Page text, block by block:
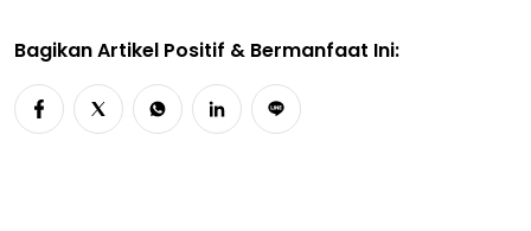
Bagikan Artikel Positif & Bermanfaat Ini: